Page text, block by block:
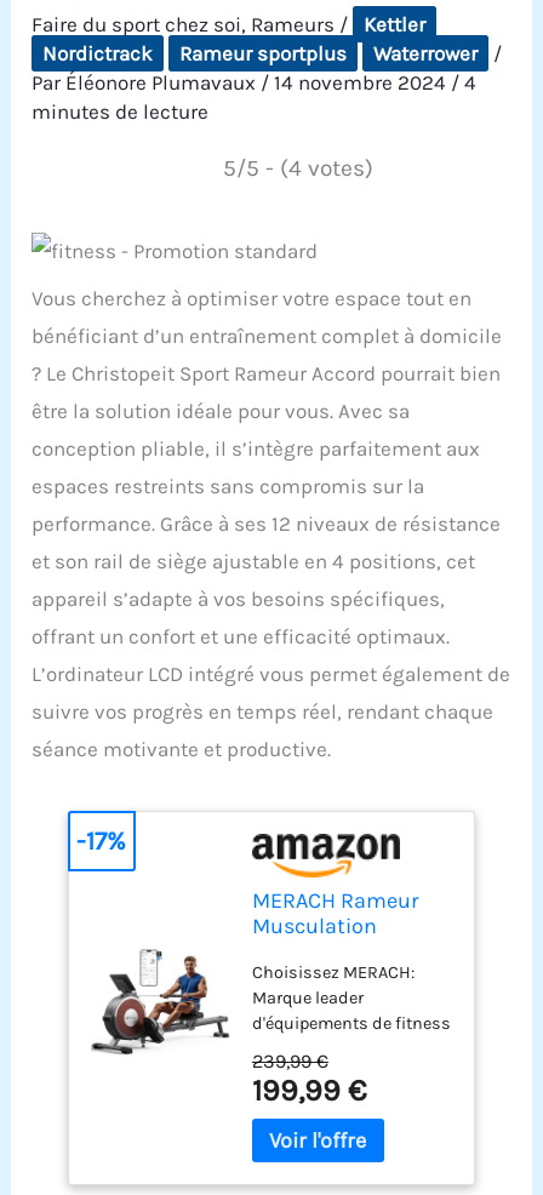
Faire du sport chez soi, Rameurs /
Kettler
Nordictrack
Rameur sportplus Waterrower
/
Par Éléonore Plumavaux /14 novembre 2024 /4
minutes de lecture
5/5 - (4 votes)
Vous cherchez à optimiser votre espace tout en
bénéficiant d’un entraînement complet à domicile
? Le Christopeit Sport Rameur Accord pourrait bien
être la solution idéale pour vous. Avec sa
conception pliable, il s’intègre parfaitement aux
espaces restreints sans compromis sur la
performance. Grâce à ses 12 niveaux de résistance
et son rail de siège ajustable en 4 positions, cet
appareil s’adapte à vos besoins spécifiques,
offrant un confort et une efficacité optimaux.
L’ordinateur LCD intégré vous permet également de
suivre vos progrès en temps réel, rendant chaque
séance motivante et productive.
MERACH Rameur
Musculation
Niveaux de
Résistance, Rameur
Magnétique
Silencieux avec APP
Exclusive, Rails
Doubles Améliorés
pour Plus de
Stabilité,
Assemblage
Choisissez MERACH:
Marque leader
d'équipements de fitness
dessert plus de 10 000
000 de familles dans le
monde et s'engage à
offrir une expérience
239,99 €
199,99 €
-17%